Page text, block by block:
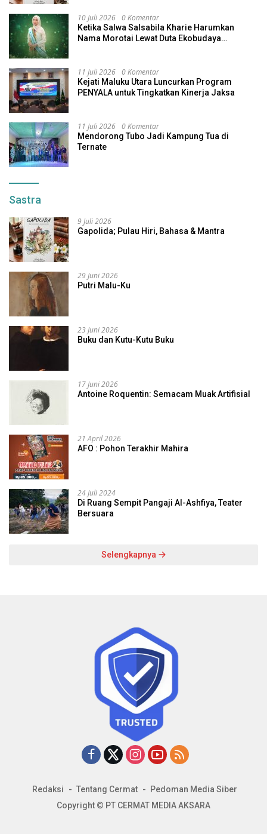
10 Juli 2026 0 Komentar
Ketika Salwa Salsabila Kharie Harumkan
Nama Morotai Lewat Duta Ekobudaya
11 Juli 2026 0 Komentar
Kejati Maluku Utara Luncurkan Program
PENYALA untuk Tingkatkan Kinerja Jaksa
11 Juli 2026 0 Komentar
Mendorong Tubo Jadi Kampung Tua di
Ternate
Sastra
9 Juli 2026
Gapolida; Pulau Hiri, Bahasa & Mantra
29 Juni 2026
Putri Malu-Ku
23 Juni 2026
Buku dan Kutu-Kutu Buku
17 Juni 2026
Antoine Roquentin: Semacam Muak Artifisial
21 April 2026
AFO : Pohon Terakhir Mahira
24 Juli 2024
Di Ruang Sempit Pangaji Al-Ashfiya, Teater
Bersuara
Selengkapnya
Redaksi Tentang Cermat
Pedoman Media Siber
Copyright © PT CERMAT MEDIA AKSARA